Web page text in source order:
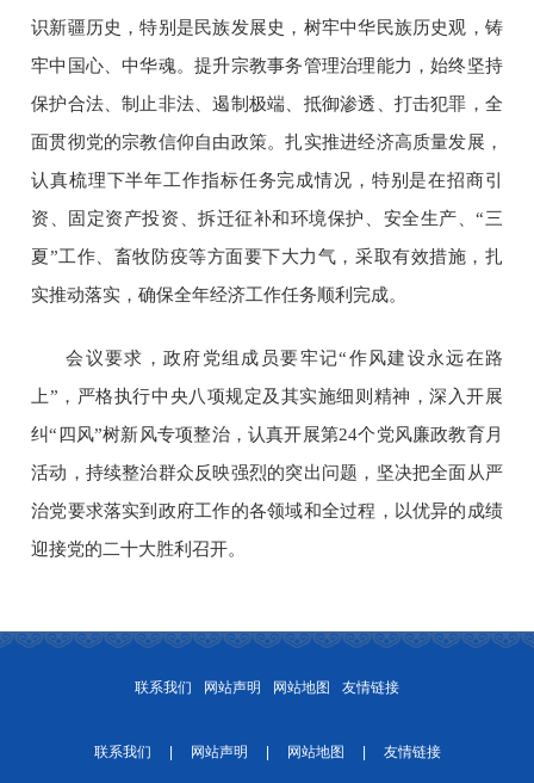
识新疆历史，特别是民族发展史，树牢中华民族历史观，铸
牢中国心、中华魂。提升宗教事务管理治理能力，始终坚持
保护合法、制止非法、遏制极端、抵御渗透、打击犯罪，全
面贯彻党的宗教信仰自由政策。扎实推进经济高质量发展，
认真梳理下半年工作指标任务完成情况，特别是在招商引
资、固定资产投资、拆迁征补和环境保护、安全生产、“三
夏”工作、畜牧防疫等方面要下大力气，采取有效措施，扎
实推动落实，确保全年经济工作任务顺利完成。
会议要求，政府党组成员要牢记“作风建设永远在路
上”，严格执行中央八项规定及其实施细则精神，深入开展
纠“四风”树新风专项整治，认真开展第24个党风廉政教育月
活动，持续整治群众反映强烈的突出问题，坚决把全面从严
治党要求落实到政府工作的各领域和全过程，以优异的成绩
迎接党的二十大胜利召开。
联系我们 网站声明 网站地图 友情链接
联系我们 | 网站声明 | 网站地图 | 友情链接